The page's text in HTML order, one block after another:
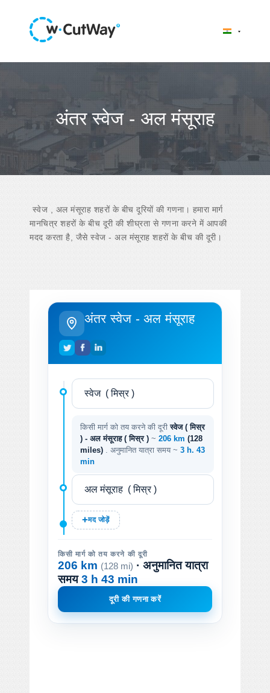
अंतर स्वेज - अल मंसूराह
स्वेज , अल मंसूराह शहरों के बीच दूरियों की गणना। हमारा मार्ग
मानचित्र शहरों के बीच दूरी की शीघ्रता से गणना करने में आपकी
मदद करता है, जैसे स्वेज - अल मंसूराह शहरों के बीच की दूरी।
अंतर स्वेज - अल मंसूराह
किसी मार्ग को तय करने की दूरीस्वेज ( मिस्र
) - अल मंसूराह ( मिस्र ) ~ 206 km (128
miles)
. अनुमानित यात्रा समय ~ 3 h. 43
min
मद जोड़ें
किसी मार्ग को तय करने की दूरी
206 km (128 mi) · अनुमानित यात्रा
समय3 h 43 min
दूरी की गणना करें